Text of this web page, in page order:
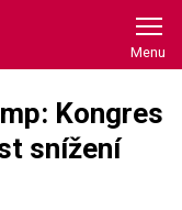
Kongres
snížení